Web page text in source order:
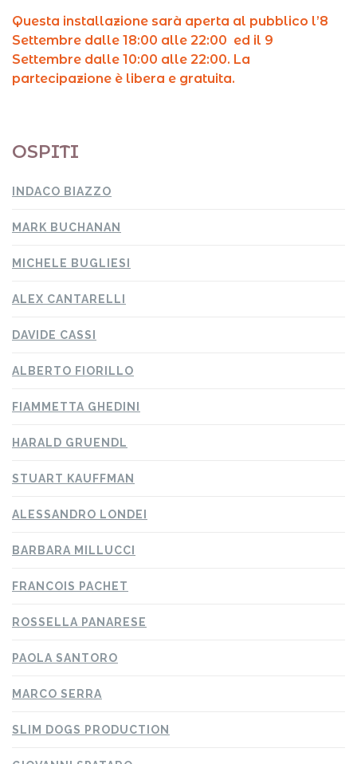
Questa installazione sarà aperta al pubblico l’8
Settembre dalle 18:00 alle 22:00 ed il 9
Settembre dalle 10:00 alle 22:00. La
partecipazione è libera e gratuita.
OSPITI
INDACO BIAZZO
MARK BUCHANAN
MICHELE BUGLIESI
ALEX CANTARELLI
DAVIDE CASSI
ALBERTO FIORILLO
FIAMMETTA GHEDINI
HARALD GRUENDL
STUART KAUFFMAN
ALESSANDRO LONDEI
BARBARA MILLUCCI
FRANCOIS PACHET
ROSSELLA PANARESE
PAOLA SANTORO
MARCO SERRA
SLIM DOGS PRODUCTION